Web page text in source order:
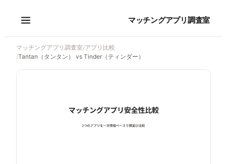
マッチングアプリ調査室
マッチングアプリ調査室/アプリ比較
/Tantan（タンタン） vs Tinder（ティンダー）